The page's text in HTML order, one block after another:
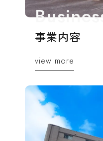
事業内容
view more